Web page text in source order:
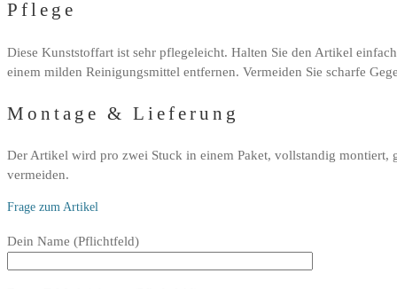
Pflege
Diese Kunststoffart ist sehr pflegeleicht. Halten Sie den Artikel
einem milden Reinigungsmittel entfernen. Vermeiden Sie scharfe
Montage & Lieferung
Der Artikel wird pro zwei Stuck in einem Paket, vollstandig montiert,
vermeiden.
Frage zum Artikel
Bitte
Dein Name (Pflichtfeld)